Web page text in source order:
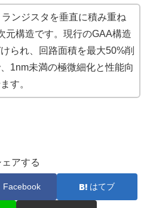
ンジスタを垂直に積み重ね
元構造です。現行のGAA構造
られ、回路面積を最大50%削
1nm未満の極微細化と性能向
す。
ェアする
Facebook はてブ